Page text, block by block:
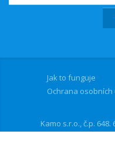
Jak to funguje
Ochrana osobních
Kamo s.r.o., č.p.